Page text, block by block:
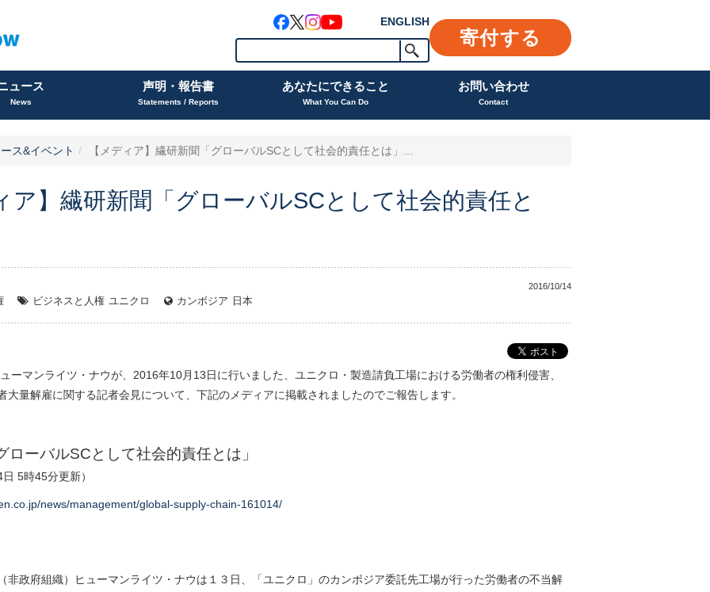
ENGLISH
寄付する
ュース
News
声明・報告書
Statements / Reports
あなたにできること
What You Can Do
お問い合わせ
Contact
ス&イベント 【メディア】繊研新聞「グローバルSCとして社会的責任とは」...
ア】繊研新聞「グローバルSCとして社会的責任と
2016/10/14
ビジネスと人権 ユニクロ カンボジア 日本
ーマンライツ・ナウが、2016年10月13日に行いました、ユニクロ・製造請負工場における労働者の権利侵害、
大量解雇に関する記者会見について、下記のメディアに掲載されましたのでご報告します。
ローバルSCとして社会的責任とは」
5時45分更新）
news/management/global-supply-chain-161014/
非政府組織）ヒューマンライツ・ナウは１３日、「ユニクロ」のカンボジア委託先工場が行った労働者の不当解